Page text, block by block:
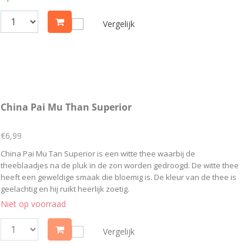
Vergelijk
China Pai Mu Than Superior
€6,99
China Pai Mu Tan Superior is een witte thee waarbij de
theeblaadjes na de pluk in de zon worden gedroogd. De witte thee
heeft een geweldige smaak die bloemig is. De kleur van de thee is
geelachtig en hij ruikt heerlijk zoetig.
Niet op voorraad
Vergelijk